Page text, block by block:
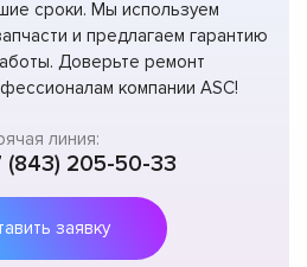
сроки. Мы используем
и предлагаем гарантию
Доверьте ремонт
компании ASC!
линия:
(843) 205-50-33
Оставить заявку